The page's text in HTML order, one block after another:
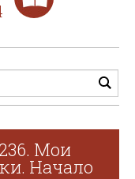
Мои
Начало